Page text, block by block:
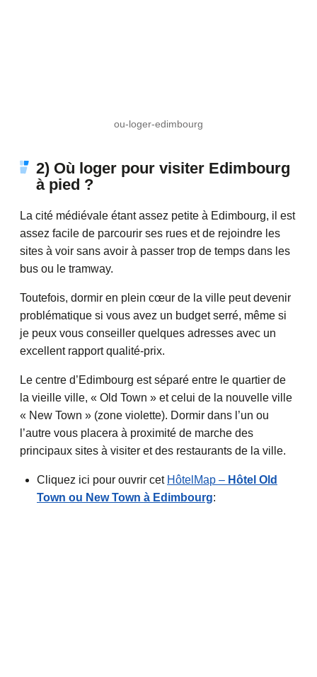
ou-loger-edimbourg
2) Où loger pour visiter Edimbourg
à pied ?
La cité médiévale étant assez petite à Edimbourg, il est
assez facile de parcourir ses rues et de rejoindre les
sites à voir sans avoir à passer trop de temps dans les
bus ou le tramway.
Toutefois, dormir en plein cœur de la ville peut devenir
problématique si vous avez un budget serré, même si
je peux vous conseiller quelques adresses avec un
excellent rapport qualité-prix.
Le centre d’Edimbourg est séparé entre le quartier de
la vieille ville, « Old Town » et celui de la nouvelle ville
« New Town » (zone violette). Dormir dans l’un ou
l’autre vous placera à proximité de marche des
principaux sites à visiter et des restaurants de la ville.
Cliquez ici pour ouvrir cet HôtelMap – Hôtel Old
Town ou New Town à Edimbourg: